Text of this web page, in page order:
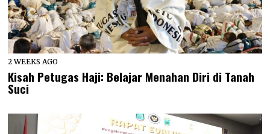
2 WEEKS AGO
Kisah Petugas Haji: Belajar Menahan Diri di Tanah
Suci